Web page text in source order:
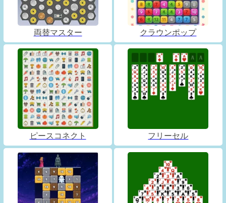
両替マスター クラウンポップ
ピースコネクト フリーセル